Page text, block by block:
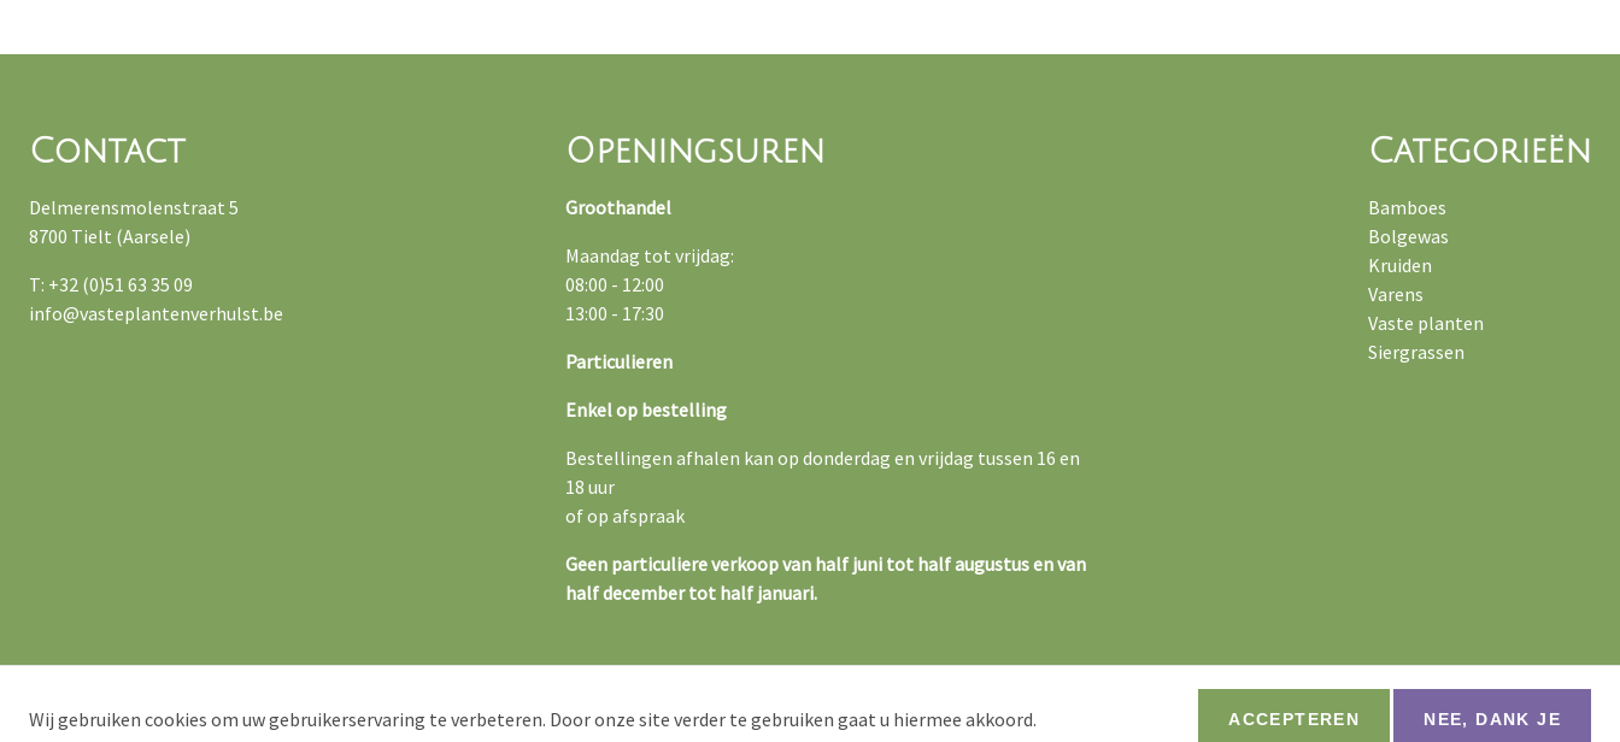
Contact
Delmerensmolenstraat 5
8700 Tielt (Aarsele)
T: +32 (0)51 63 35 09
info@vasteplantenverhulst.be
Openingsuren
Groothandel
Maandag tot vrijdag:
08:00 - 12:00
13:00 - 17:30
Particulieren
Enkel op bestelling
Bestellingen afhalen kan op donderdag en vrijdag tussen 16 en
18 uur
of op afspraak
Geen particuliere verkoop van half juni tot half augustus en van
half december tot half januari.
Categorieën
Bamboes
Bolgewas
Kruiden
Varens
Vaste planten
Siergrassen
© 2026 Verhulst – Van Ryckeghem Privacyverklaring
Wij gebruiken cookies om uw gebruikerservaring te verbeteren. Door onze site verder te gebruiken gaat u hiermee akkoord. ACCEPTEREN NEE, DANK JE